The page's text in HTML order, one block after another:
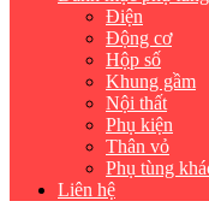
Điện
Động cơ
Hộp số
Khung gầm
Nội thất
Phụ kiện
Thân vỏ
Phụ tùng
Liên hệ